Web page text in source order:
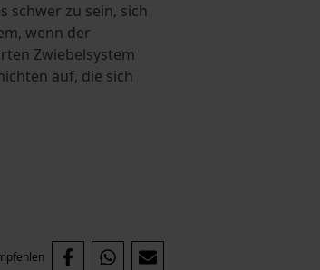
schwer zu sein, sich
wenn der
Zwiebelsystem
auf, die sich